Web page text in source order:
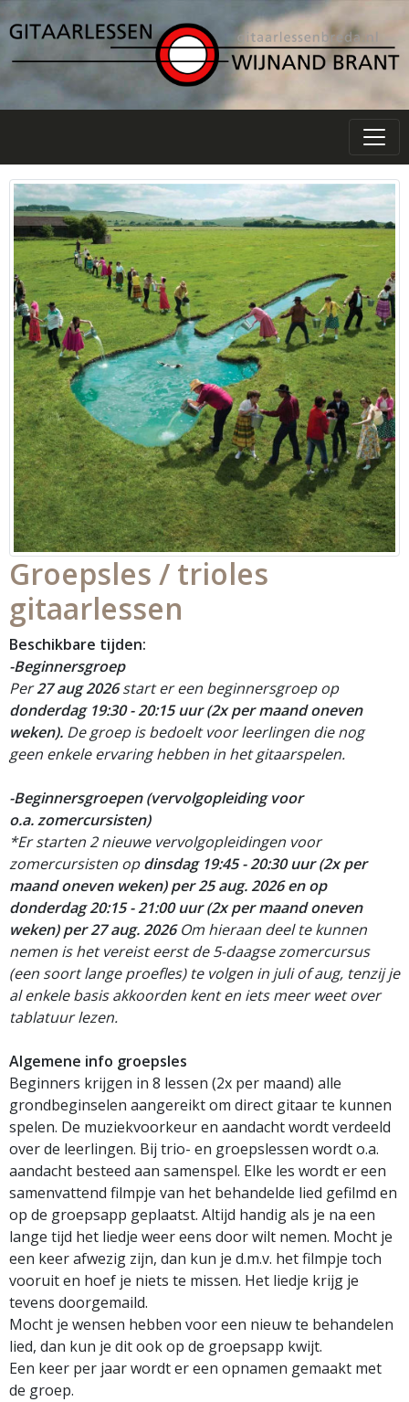
Groepsles / trioles
gitaarlessen
Beschikbare tijden:
-Beginnersgroep
Per27 aug2026start er een beginnersgroep op
donderdag 19:30 - 20:15 uur (2x per maand oneven
weken). De groep is bedoelt voor leerlingen die nog
geen enkele ervaring hebben in het gitaarspelen.
-Beginnersgroepen (vervolgopleiding voor
o.a. zomercursisten)
*Er starten 2 nieuwe vervolgopleidingen voor
zomercursisten opdinsdag 19:45 - 20:30 uur (2x per
maand oneven weken) per 25 aug. 2026 en op
donderdag 20:15 - 21:00 uur (2x per maand oneven
weken) per 27 aug. 2026Om hieraan deel te kunnen
nemen is het vereist eerst de 5-daagse zomercursus
(een soort lange proefles) te volgen in juli of aug, tenzij je
al enkele basis akkoorden kent en iets meer weet over
tablatuur lezen.
Algemene info groepsles
Beginners krijgen in 8 lessen (2x per maand) alle
grondbeginselen aangereikt om direct gitaar te kunnen
spelen. De muziekvoorkeur en aandacht wordt verdeeld
over de leerlingen. Bij trio- en groepslessen wordt o.a.
aandacht besteed aan samenspel. Elke les wordt er een
samenvattend filmpje van het behandelde lied gefilmd en
op de groepsapp geplaatst. Altijd handig als je na een
lange tijd het liedje weer eens door wilt nemen. Mocht je
een keer afwezig zijn, dan kun je d.m.v. het filmpje toch
vooruit en hoef je niets te missen. Het liedje krijg je
tevens doorgemaild.
Mocht je wensen hebben voor een nieuw te behandelen
lied, dan kun je dit ook op de groepsapp kwijt.
Een keer per jaar wordt er een opnamen gemaakt met
de groep.